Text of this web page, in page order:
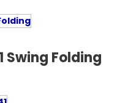
Swing Folding